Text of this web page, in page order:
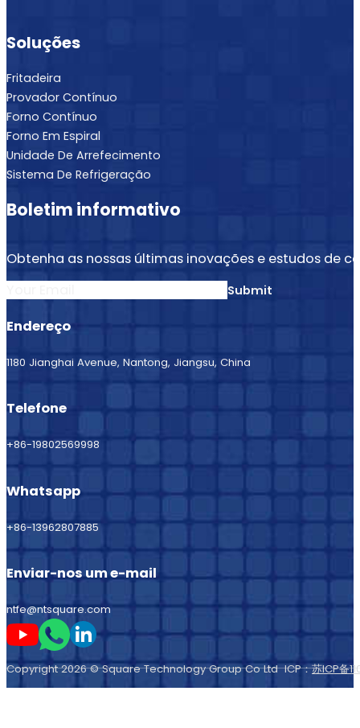
Soluções
Fritadeira
Provador Contínuo
Forno Contínuo
Forno Em Espiral
Unidade De Arrefecimento
Sistema De Refrigeração
Boletim informativo
Obtenha as nossas últimas inovações e estudos de
Submit
Endereço
1180 Jianghai Avenue, Nantong, Jiangsu, China
Telefone
+86-19802569998
Whatsapp
+86-13962807885
Enviar-nos um e-mail
ntfe@ntsquare.com
Seguir-me no Youtube
Seguir-me no Whatsapp
Seguir-me no LinkedIn
Copyright 2026 © Square Technology Group Co Ltd ICP：苏ICP备